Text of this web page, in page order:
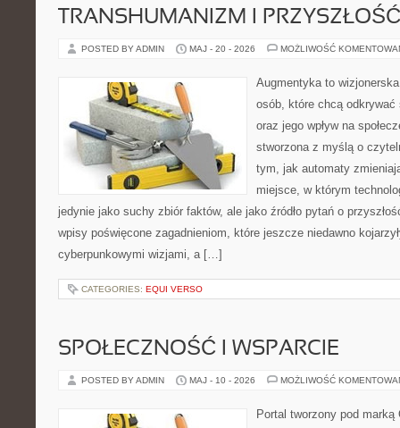
TRANSHUMANIZM I
POSTED BY ADMIN MAJ - 20 - 2026 MOŻLIWOŚĆ
Augmentyka to
osób, które chcą
oraz jego wpływ na
stworzona z myślą o
tym, jak automaty
miejsce, w którym
jedynie jako suchy zbiór faktów, ale jako źródło pytań o
wpisy poświęcone zagadnieniom, które jeszcze niedawno
cyberpunkowymi wizjami, a […]
CATEGORIES: EQUI VERSO
SPOŁECZNOŚĆ I WSPARCIE
POSTED BY ADMIN MAJ - 10 - 2026 MOŻLIWOŚĆ
Portal tworzony pod